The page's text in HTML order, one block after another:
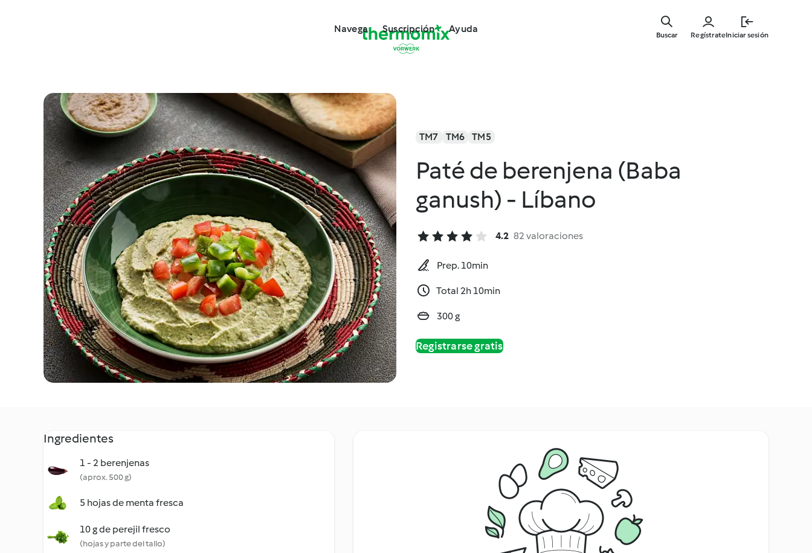
Navega Suscripción Ayuda
RegístrateIniciar sesión
Buscar
TM7 TM6 TM5
Paté de berenjena (Baba
ganush) - Líbano
4.2 82 valoraciones
Prep. 10min
Total 2h 10min
300 g
Registrarse gratis
Ingredientes
1 - 2 berenjenas
(aprox. 500 g)
5 hojas de menta fresca
10 g de perejil fresco
(hojas y parte del tallo)